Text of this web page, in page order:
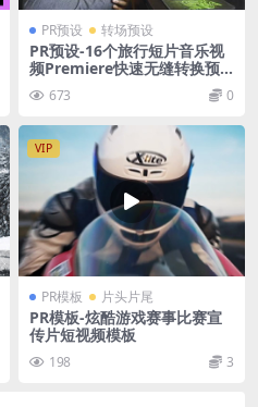
PR预设 转场预设
PR预设-16个旅行短片音乐视
频Premiere快速无缝转换预
设 673 0
VIP
PR模板 片头片尾
PR模板-炫酷游戏赛事比赛宣
传片短视频模板
198 3